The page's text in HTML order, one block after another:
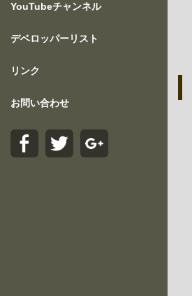
YouTubeチャンネル
デベロッパーリスト
リンク
お問い合わせ